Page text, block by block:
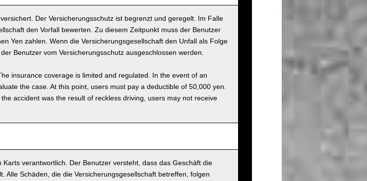
Der Versicherungsschutz ist begrenzt und geregelt. Im Falle
den Vorfall bewerten. Zu diesem Zeitpunkt muss der Benutzer
Yen zahlen. Wenn die Versicherungsgesellschaft den Unfall als Folge
Benutzer vom Versicherungsschutz ausgeschlossen werden.
insurance coverage is limited and regulated. In the event of an
the case. At this point, users must pay a deductible of 50,000 yen.
accident was the result of reckless driving, users may not receive
verantwortlich. Der Benutzer versteht, dass das Geschäft die
Alle Schäden, die die Versicherungsgesellschaft betreffen, folgen